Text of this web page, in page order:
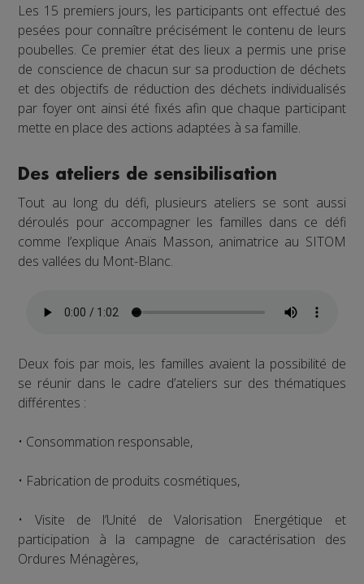
Les 15 premiers jours, les participants ont effectué des
pesées pour connaître précisément le contenu de leurs
poubelles. Ce premier état des lieux a permis une prise
de conscience de chacun sur sa production de déchets
et des objectifs de réduction des déchets individualisés
par foyer ont ainsi été fixés afin que chaque participant
mette en place des actions adaptées à sa famille.
Des ateliers de sensibilisation
Tout au long du défi, plusieurs ateliers se sont aussi
déroulés pour accompagner les familles dans ce défi
comme l’explique Anaïs Masson, animatrice au SITOM
des vallées du Mont-Blanc.
Deux fois par mois, les familles avaient la possibilité de
se réunir dans le cadre d’ateliers sur des thématiques
différentes :
• Consommation responsable,
• Fabrication de produits cosmétiques,
• Visite de l’Unité de Valorisation Energétique et
participation à la campagne de caractérisation des
Ordures Ménagères,